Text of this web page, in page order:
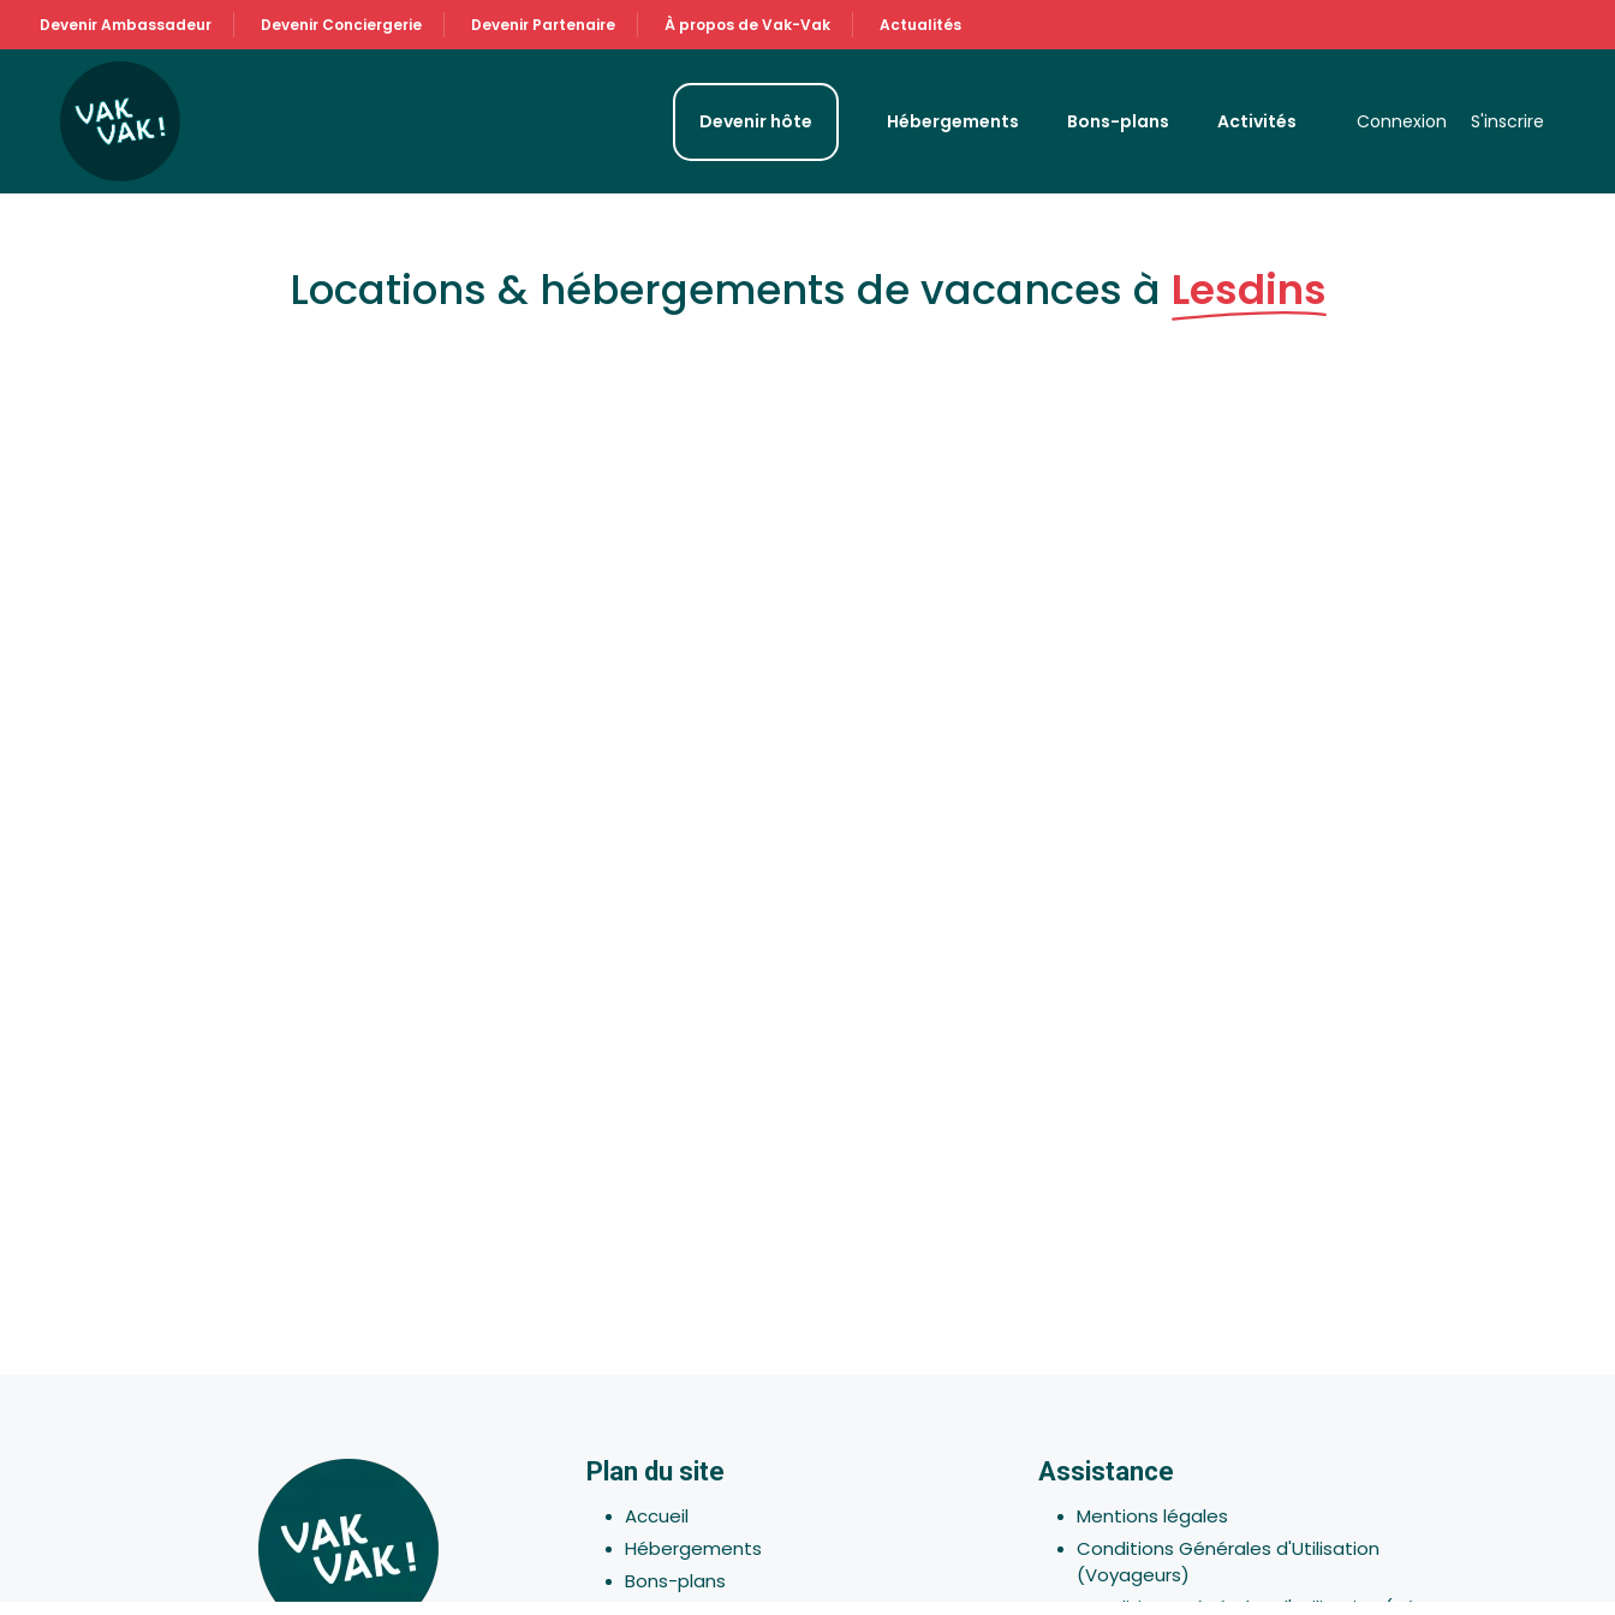
Devenir Ambassadeur Devenir Conciergerie Devenir Partenaire À propos de Vak-Vak Actualités
Devenir hôte Hébergements Bons-plans Activités Connexion S'inscrire
Locations & hébergements de vacances à Lesdins
Plan du site
Accueil
Hébergements
Bons-plans
Assistance
Mentions légales
Conditions Générales d'Utilisation
(Voyageurs)
Conditions Générales d'Utilisation (Hôtes -